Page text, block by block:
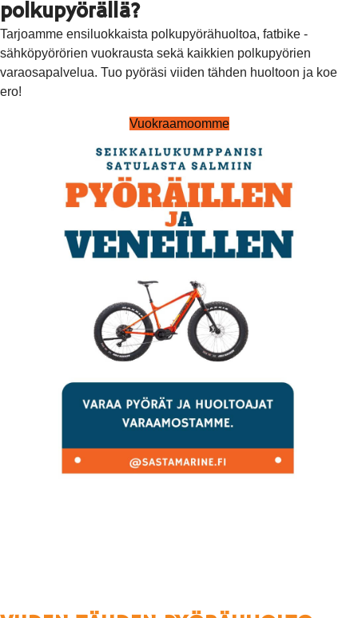
polkupyörällä?
Tarjoamme ensiluokkaista polkupyörähuoltoa, fatbike -
sähköpyörörien vuokrausta sekä kaikkien polkupyörien
varaosapalvelua. Tuo pyöräsi viiden tähden huoltoon ja koe
ero!
Vuokraamoomme